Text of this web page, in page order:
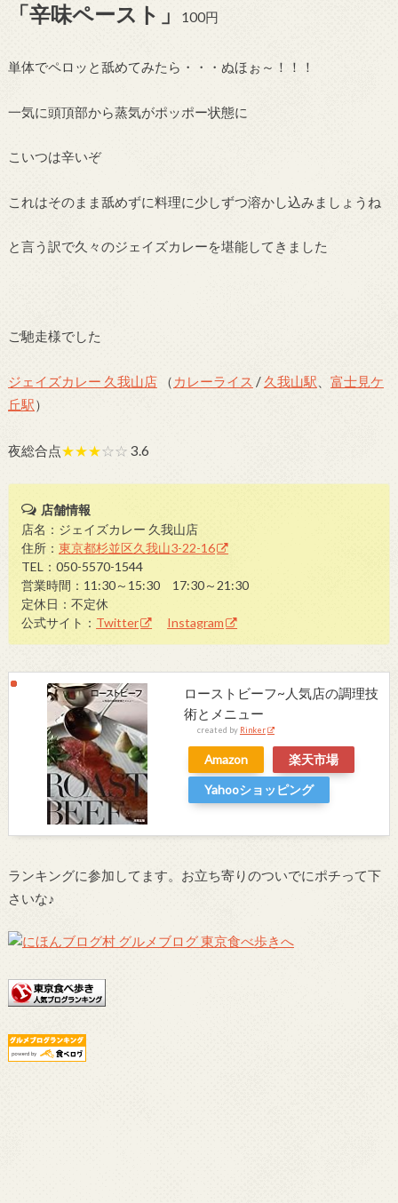
「辛味ペースト」 100円
単体でペロッと舐めてみたら・・・ぬほぉ～！！！
一気に頭頂部から蒸気がポッポー状態に
こいつは辛いぞ
これはそのまま舐めずに料理に少しずつ溶かし込みましょうね
と言う訳で久々のジェイズカレーを堪能してきました
ご馳走様でした
ジェイズカレー 久我山店（ カレーライス / 久我山駅
富士見ケ
丘駅）
夜総合点★★★☆☆ 3.6
店舗情報
店名：ジェイズカレー 久我山店
住所：東京都杉並区久我山3-22-16
TEL：050-5570-1544
営業時間：11:30～15:30 17:30～21:30
定休日：不定休
公式サイト： Twitter Instagram
ローストビーフ~人気店の調理技
術とメニュー
created by Rinker
Amazon
楽天市場
Yahooショッピング
ランキングに参加してます。お立ち寄りのついでにポチって下
さいな♪